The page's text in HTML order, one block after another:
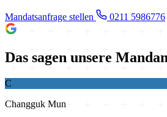
Mandatsanfrage stellen 0211 5986776
Das sagen unsere
C
Changguk Mun